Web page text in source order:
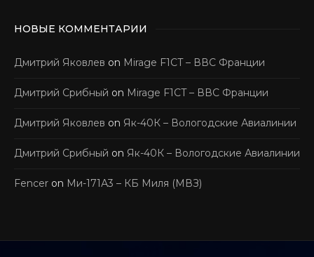
НОВЫЕ КОММЕНТАРИИ
Дмитрий Яковлев on Mirage F1CT – ВВС Франции
Дмитрий Срибный on Mirage F1CT – ВВС Франции
Дмитрий Яковлев on Як-40К – Вологодские Авиалинии
Дмитрий Срибный on Як-40К – Вологодские Авиалинии
Fencer on Ми-171А3 – КБ Миля (МВЗ)